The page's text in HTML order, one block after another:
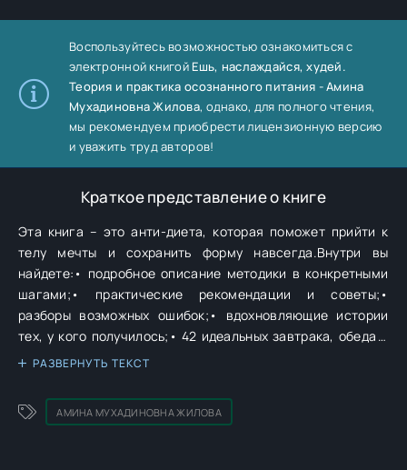
Воспользуйтесь возможностью ознакомиться с
электронной книгой Ешь, наслаждайся, худей.
Теория и практика осознанного питания - Амина
Мухадиновна Жилова, однако, для полного чтения,
мы рекомендуем приобрести лицензионную версию
и уважить труд авторов!
Краткое представление о книге
Эта книга – это анти-диета, которая поможет прийти к
телу мечты и сохранить форму навсегда.Внутри вы
найдете:• подробное описание методики в конкретными
шагами;• практические рекомендации и советы;•
разборы возможных ошибок;• вдохновляющие истории
тех, у кого получилось;• 42 идеальных завтрака, обеда и
ужина, чтобы больше не думать: «Что же такого съесть,
издательский дизайн.
РАЗВЕРНУТЬ ТЕКСТ
АМИНА МУХАДИНОВНА ЖИЛОВА